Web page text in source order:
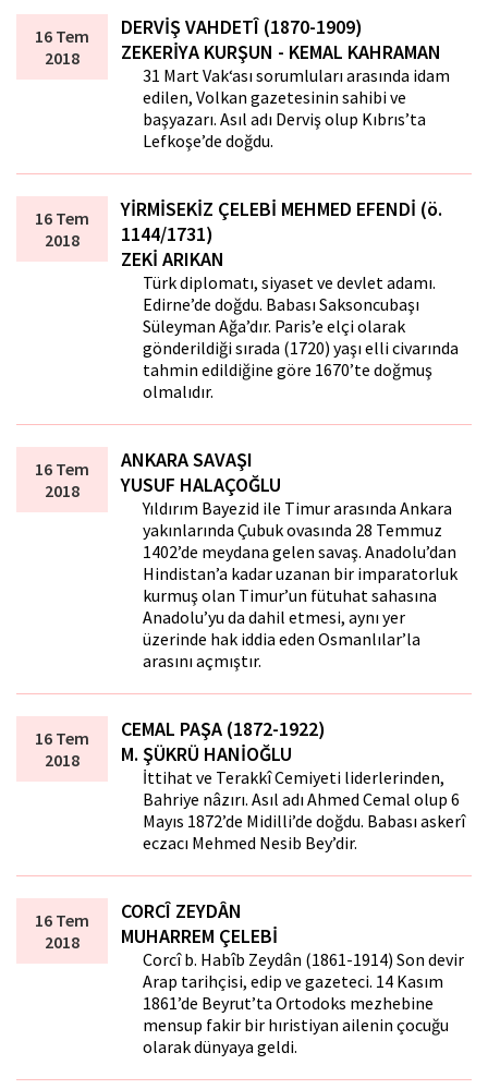
16 Tem
2018
DERVİŞ VAHDETÎ (1870-1909)
ZEKERİYA KURŞUN - KEMAL KAHRAMAN
31 Mart Vak‘ası sorumluları arasında idam
edilen, Volkan gazetesinin sahibi ve
başyazarı. Asıl adı Derviş olup Kıbrıs’ta
Lefkoşe’de doğdu.
16 Tem
2018
YİRMİSEKİZ ÇELEBİ MEHMED EFENDİ (ö.
1144/1731)
ZEKİ ARIKAN
Türk diplomatı, siyaset ve devlet adamı.
Edirne’de doğdu. Babası Saksoncubaşı
Süleyman Ağa’dır. Paris’e elçi olarak
gönderildiği sırada (1720) yaşı elli civarında
tahmin edildiğine göre 1670’te doğmuş
olmalıdır.
16 Tem
2018
ANKARA SAVAŞI
YUSUF HALAÇOĞLU
Yıldırım Bayezid ile Timur arasında Ankara
yakınlarında Çubuk ovasında 28 Temmuz
1402’de meydana gelen savaş. Anadolu’dan
Hindistan’a kadar uzanan bir imparatorluk
kurmuş olan Timur’un fütuhat sahasına
Anadolu’yu da dahil etmesi, aynı yer
üzerinde hak iddia eden Osmanlılar’la
arasını açmıştır.
16 Tem
2018
CEMAL PAŞA (1872-1922)
M. ŞÜKRÜ HANİOĞLU
İttihat ve Terakkî Cemiyeti liderlerinden,
Bahriye nâzırı. Asıl adı Ahmed Cemal olup 6
Mayıs 1872’de Midilli’de doğdu. Babası askerî
eczacı Mehmed Nesib Bey’dir.
16 Tem
2018
CORCÎ ZEYDÂN
MUHARREM ÇELEBİ
Corcî b. Habîb Zeydân (1861-1914) Son devir
Arap tarihçisi, edip ve gazeteci. 14 Kasım
1861’de Beyrut’ta Ortodoks mezhebine
mensup fakir bir hıristiyan ailenin çocuğu
olarak dünyaya geldi.